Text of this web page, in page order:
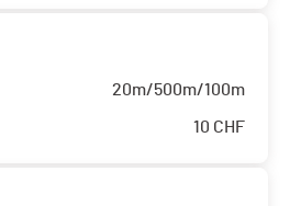
20m/500m/100m
10 CHF